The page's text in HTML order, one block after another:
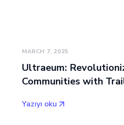
MARCH 7, 2025
Ultraeum:
Communities with
Yazıyı oku